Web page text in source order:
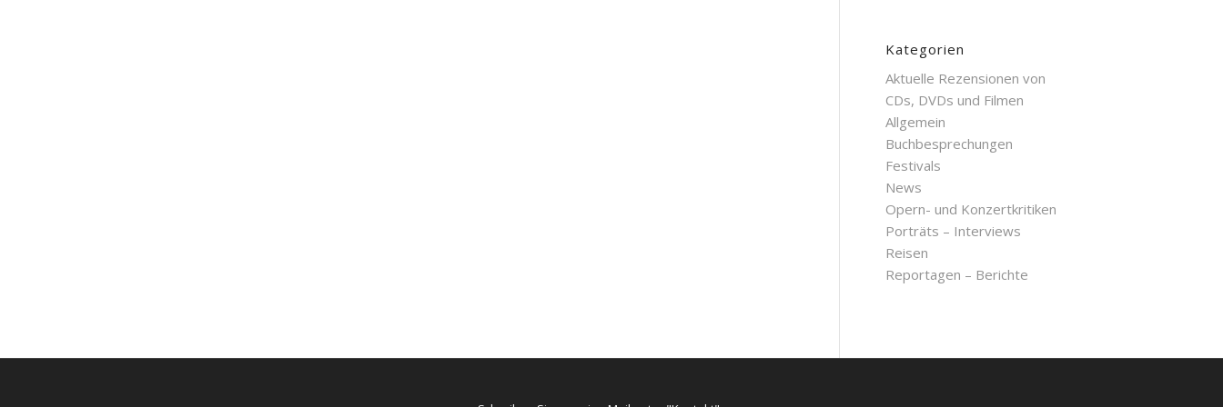
Kategorien
Aktuelle Rezensionen von
CDs, DVDs und Filmen
Allgemein
Buchbesprechungen
Festivals
News
Opern- und Konzertkritiken
Porträts – Interviews
Reisen
Reportagen – Berichte